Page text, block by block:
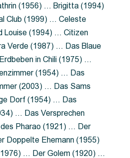
(1956) … Brigitta (1994)
Club (1999) … Celeste
Louise (1994) … Citizen
Verde (1987) … Das Blaue
in Chili (1975) …
(1954) … Das
(2003) … Das Sams
Dorf (1954) … Das
… Das Versprechen
Pharao (1921) … Der
Doppelte Ehemann (1955)
… Der Golem (1920) …